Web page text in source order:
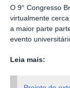
O 9° Congresso
virtualmente
a maior parte
evento
Leia mais: